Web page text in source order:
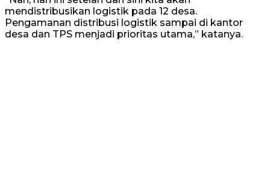
mendistribusikan logistik pada 12 desa.
Pengamanan distribusi logistik sampai di kantor
desa dan TPS menjadi prioritas utama,” katanya.